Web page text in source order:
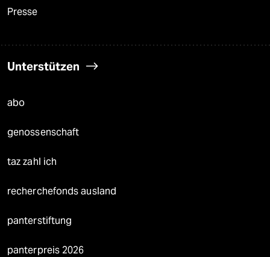
Presse
Unterstützen
abo
genossenschaft
taz zahl ich
recherchefonds ausland
panterstiftung
panterpreis 2026